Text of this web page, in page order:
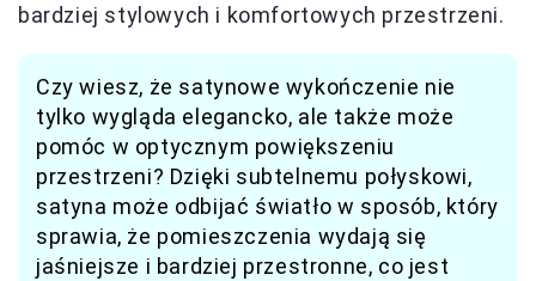
bardziej stylowych i komfortowych przestrzeni.
Czy wiesz, że satynowe wykończenie nie
tylko wygląda elegancko, ale także może
pomóc w optycznym powiększeniu
przestrzeni? Dzięki subtelnemu połyskowi,
satyna może odbijać światło w sposób, który
sprawia, że pomieszczenia wydają się
jaśniejsze i bardziej przestronne, co jest